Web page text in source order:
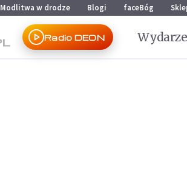
Modlitwa w drodze Blogi faceBóg
Radio DEON